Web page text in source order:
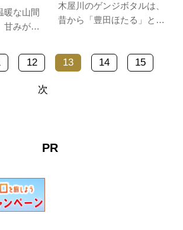
暖な山間
甘みが強
の食べ放
りんごが
木屋川のゲンジボタルは、
昔から「豊田ほたる」と呼
クに発生します。時期と気
は、豊田ホタ…
12 13 14 15
次
PR